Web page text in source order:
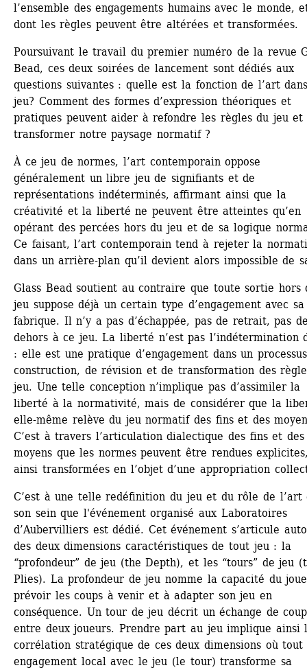
l’ensemble des engagements humains avec le monde,
dont les règles peuvent être altérées et transformées.
Poursuivant le travail du premier numéro de la revue
Bead, ces deux soirées de lancement sont dédiés aux
questions suivantes : quelle est la fonction de l’art
jeu? Comment des formes d’expression théoriques et
pratiques peuvent aider à refondre les règles du jeu et
transformer notre paysage normatif ?
À ce jeu de normes, l’art contemporain oppose
généralement un libre jeu de signifiants et de
représentations indéterminés, affirmant ainsi que la
créativité et la liberté ne peuvent être atteintes qu’en
opérant des percées hors du jeu et de sa logique
Ce faisant, l’art contemporain tend à rejeter la
dans un arrière-plan qu’il devient alors impossible de
Glass Bead soutient au contraire que toute sortie hors
jeu suppose déjà un certain type d’engagement avec sa
fabrique. Il n’y a pas d’échappée, pas de retrait, pas
dehors à ce jeu. La liberté n’est pas l’indétermination
: elle est une pratique d’engagement dans un
construction, de révision et de transformation des
jeu. Une telle conception n’implique pas d’assimiler la
liberté à la normativité, mais de considérer que la
elle-même relève du jeu normatif des fins et des
C’est à travers l’articulation dialectique des fins et des
moyens que les normes peuvent être rendues
ainsi transformées en l’objet d’une appropriation
C’est à une telle redéfinition du jeu et du rôle de l’art
son sein que l'événement organisé aux Laboratoires
d’Aubervilliers est dédié. Cet événement s’articule
des deux dimensions caractéristiques de tout jeu : la
“profondeur” de jeu (the Depth), et les “tours” de jeu
Plies). La profondeur de jeu nomme la capacité du
prévoir les coups à venir et à adapter son jeu en
conséquence. Un tour de jeu décrit un échange de
entre deux joueurs. Prendre part au jeu implique ainsi
corrélation stratégique de ces deux dimensions où tout
engagement local avec le jeu (le tour) transforme sa